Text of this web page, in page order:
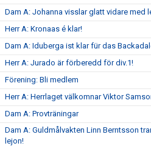
Dam A: Johanna visslar glatt vidare med
Herr A: Kronaas é klar!
Dam A: Iduberga ist klar für das
Herr A: Jurado är förberedd för div.1!
Förening: Bli medlem
Herr A: Herrlaget välkomnar Viktor
Dam A: Provträningar
Dam A: Guldmålvakten Linn Berntsson
lejon!